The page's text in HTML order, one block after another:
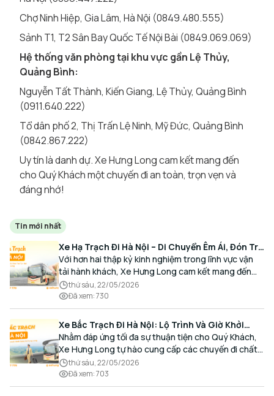
Chợ Ninh Hiệp, Gia Lâm, Hà Nội (0849.480.555)
Sảnh T1, T2 Sân Bay Quốc Tế Nội Bài (0849.069.069)
Hệ thống văn phòng tại khu vực gần Lệ Thủy,
Quảng Bình:
Nguyễn Tất Thành, Kiến Giang, Lệ Thủy, Quảng Bình
(0911.640.222)
Tổ dân phố 2, Thị Trấn Lệ Ninh, Mỹ Đức, Quảng Bình
(0842.867.222)
Uy tín là danh dự. Xe Hưng Long cam kết mang đến
cho Quý Khách một chuyến đi an toàn, trọn vẹn và
đáng nhớ!
Tin mới nhất
Xe Hạ Trạch Đi Hà Nội – Di Chuyển Êm Ái, Đón Trả
Tận Nơi Cùng Xe Hưng Long
Với hơn hai thập kỷ kinh nghiệm trong lĩnh vực vận
tải hành khách, Xe Hưng Long cam kết mang đến
cho Quý Khách một hành trình di chuyển trọn vẹn,
thoải mái và đúng giờ.
thứ sáu, 22/05/2026
Đã xem:730
Xe Bắc Trạch Đi Hà Nội: Lộ Trình Và Giờ Khởi
Hành Cùng Xe Hưng Long
Nhằm đáp ứng tối đa sự thuận tiện cho Quý Khách,
Xe Hưng Long tự hào cung cấp các chuyến đi chất
lượng cao, an toàn với lịch trình linh hoạt mỗi ngày.
thứ sáu, 22/05/2026
Đã xem:703